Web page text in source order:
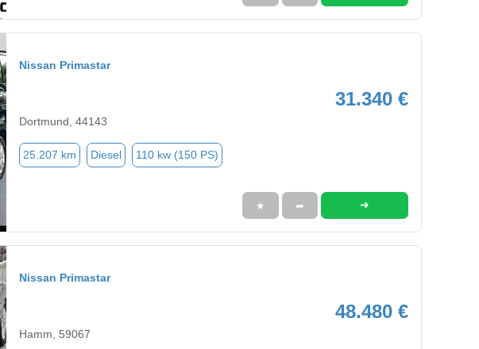
Nissan Primastar
31.340 €
Dortmund, 44143
25.207 km Diesel 110 kw (150 PS)
★ ➦ ➜
Nissan Primastar
48.480 €
Hamm, 59067